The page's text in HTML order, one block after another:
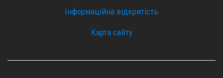
Інформаційна відкритість
Карта сайту